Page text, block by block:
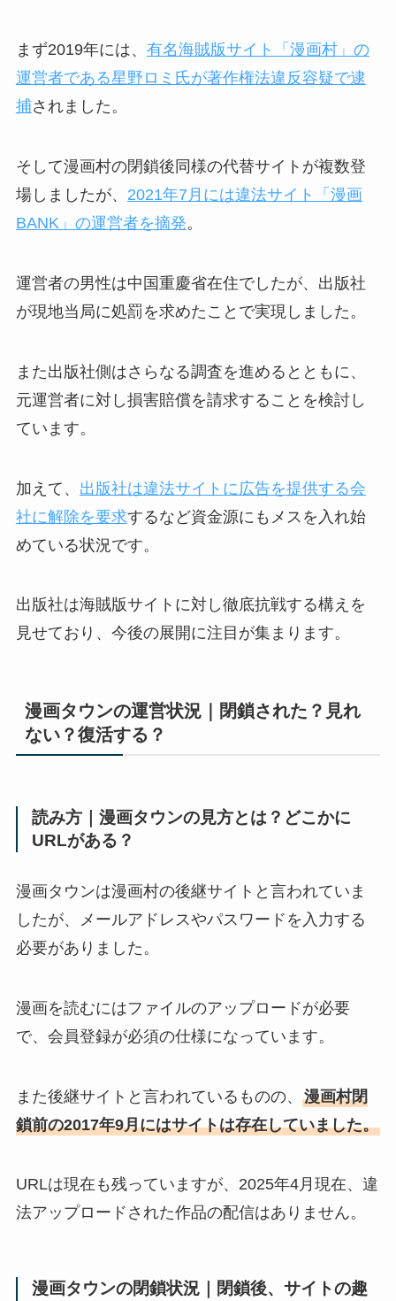
まず2019年には、 有名海賊版サイト「漫画村」の
運営者である星野ロミ氏が著作権法違反容疑で逮
捕されました。
そして漫画村の閉鎖後同様の代替サイトが複数登
場しましたが、 2021年7月には違法サイト「漫画
BANK」の運営者を摘発。
運営者の男性は中国重慶省在住でしたが、出版社
が現地当局に処罰を求めたことで実現しました。
また出版社側はさらなる調査を進めるとともに、
元運営者に対し損害賠償を請求することを検討し
ています。
加えて、 出版社は違法サイトに広告を提供する会
社に解除を要求するなど資金源にもメスを入れ始
めている状況です。
出版社は海賊版サイトに対し徹底抗戦する構えを
見せており、今後の展開に注目が集まります。
漫画タウンの運営状況｜閉鎖された？見れ
ない？復活する？
読み方｜漫画タウンの見方とは？どこかに
URLがある？
漫画タウンは漫画村の後継サイトと言われていま
したが、メールアドレスやパスワードを入力する
必要がありました。
漫画を読むにはファイルのアップロードが必要
で、会員登録が必須の仕様になっています。
また後継サイトと言われているものの、 漫画村閉
鎖前の2017年9月にはサイトは存在していました。
URLは現在も残っていますが、2025年4月現在、違
法アップロードされた作品の配信はありません。
漫画タウンの閉鎖状況｜閉鎖後、サイトの趣